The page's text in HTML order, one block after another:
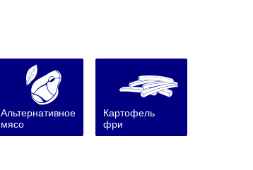
Картофель
фри
Альтернативное
мясо